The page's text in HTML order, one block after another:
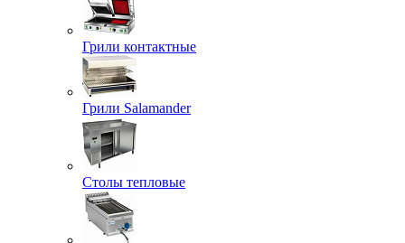
Грили контактные
Грили Salamander
Столы тепловые